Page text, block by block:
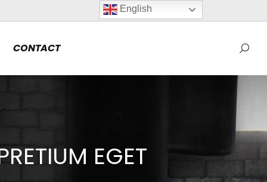
CONTACT
EGET
English